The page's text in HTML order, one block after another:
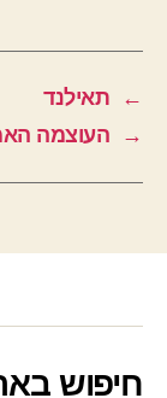
←
תאילנד
→
העוצמה
חיפוש